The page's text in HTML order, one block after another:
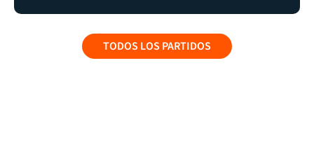
TODOS LOS PARTIDOS